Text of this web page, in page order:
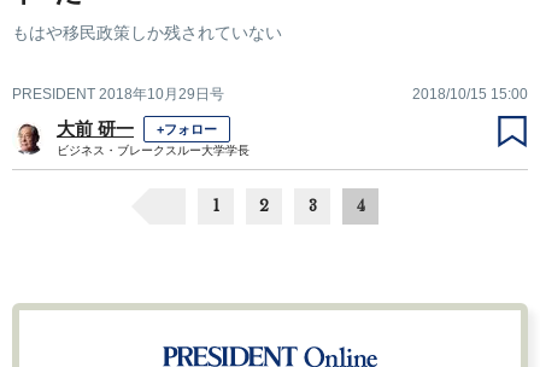
もはや移民政策しか残されていない
PRESIDENT 2018年10月29日号 2018/10/15 15:00
大前 研一 +フォロー
ビジネス・ブレークスルー大学学長
1 2 3 4